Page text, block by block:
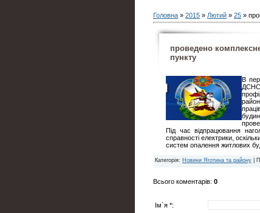
Головна » 2015 » Лютий » 25 »
проведено
пункту
В
Під час відпрацювання
справності електрики,
систем опалення житлових
Категорія: Новини Яготина та району
Всього коментарів: 0
Ім`я *: